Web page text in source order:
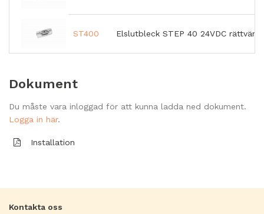
ST400 Elslutbleck STEP 40 24VDC
Dokument
Du måste vara inloggad för att kunna ladda ned dokument.
Logga in här.
Installation
Kontakta oss